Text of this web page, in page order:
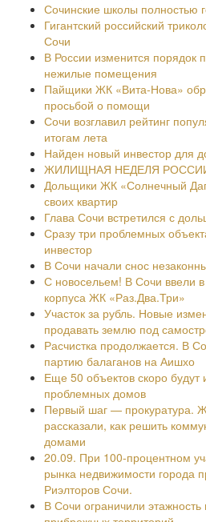
Сочинские школы полностью
Гигантский российский
Сочи
В России изменится порядок
нежилые помещения
Пайщики ЖК «Вита-Нова»
просьбой о помощи
Сочи возглавил рейтинг
итогам лета
Найден новый инвестор для
ЖИЛИЩНАЯ НЕДЕЛЯ
Дольщики ЖК «Солнечный
своих квартир
Глава Сочи встретился с
Сразу три проблемных
инвестор
В Сочи начали снос
С новосельем! В Сочи ввели
корпуса ЖК «Раз.Два.Три»
Участок за рубль. Новые
продавать землю под
Расчистка продолжается. В
партию балаганов на Аишхо
Еще 50 объектов скоро будут
проблемных домов
Первый шаг — прокуратура.
рассказали, как решить
домами
20.09. При 100-процентном
рынка недвижимости города
Риэлторов Сочи.
В Сочи ограничили этажность